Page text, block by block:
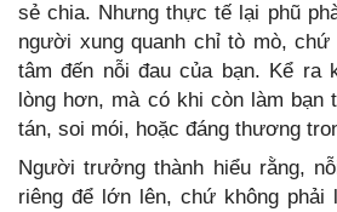
sẻ chia. Nhưng thực tế lại phũ
người xung quanh chỉ tò mò,
tâm đến nỗi đau của bạn. Kể ra
lòng hơn, mà có khi còn làm bạn
tán, soi mói, hoặc đáng thương
Người trưởng thành hiểu rằng,
riêng để lớn lên, chứ không phải